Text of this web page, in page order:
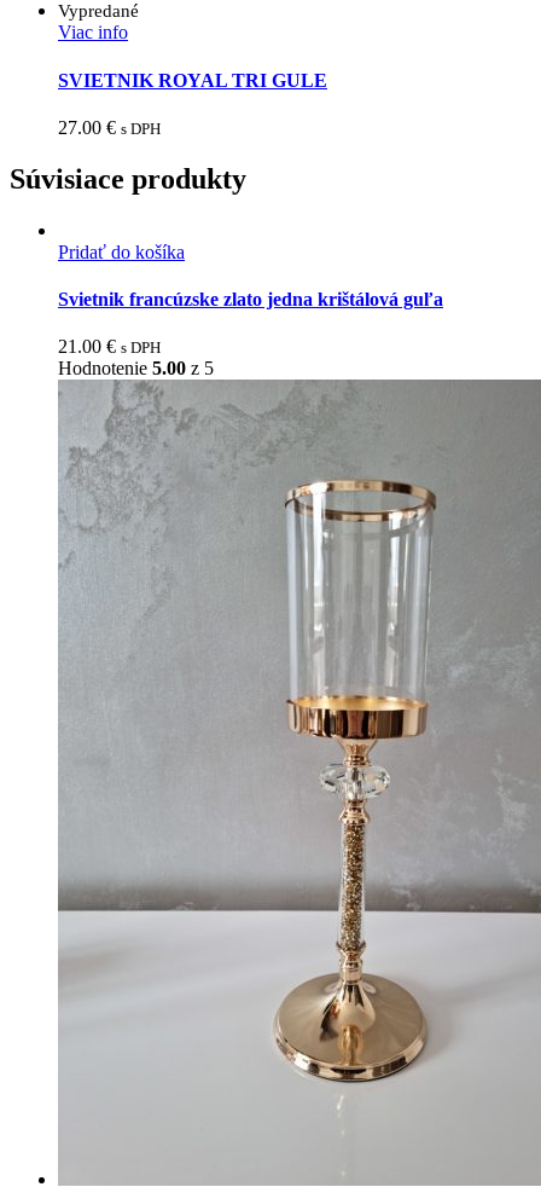
Vypredané
Viac info
SVIETNIK ROYAL TRI GULE
27.00 € s DPH
Súvisiace produkty
Pridať do košíka
Svietnik francúzske zlato jedna krištálová guľa
21.00 € s DPH
Hodnotenie 5.00 z 5